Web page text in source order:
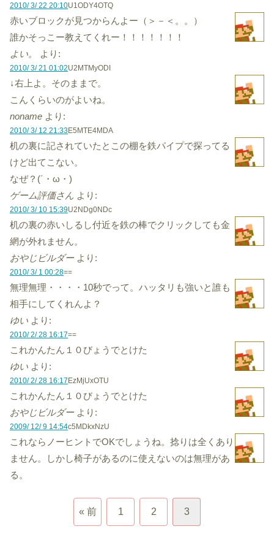
2010/ 3/ 22 20:10U1ODY4OTQ
赤いブロックが見つからんよー（＞－＜。。）
誰かそっこー教えてくれー！！！！！！！
よい。
より:
2010/ 3/ 21 01:02U2MTMyODI
↓右上よ。そのままで。
こんくらいのがよいね。
noname より:
2010/ 3/ 12 21:33E5MTE4MDA
机の裏に記されていたとこの棚を鉄パイプで探ってる
けど出てこない。
なぜ？(´・ω・)
ゲーム評価さん より:
2010/ 3/ 10 15:39U2NDg0NDc
机の裏の赤いしるし付近を鉄の棒でクリックしても金
網が外れません。
おやじビルダー より:
2010/ 3/ 1 00:28==
無理無理・・・・10秒でって。ハッタリも強いと誰も
相手にしてくれんよ？
ゆい より:
2010/ 2/ 28 16:17==
これかんたん１０びょうでとけた
ゆい より:
2010/ 2/ 28 16:17EzMjUxOTU
これかんたん１０びょうでとけた
おやじビルダー より:
2009/ 12/ 9 14:54c5MDkxNzU
これならノーヒントでOKでしょうね。捻りは全くあり
ません。しかし椅子があるのに使えないのは無理があ
る。
« 前 1 2 3